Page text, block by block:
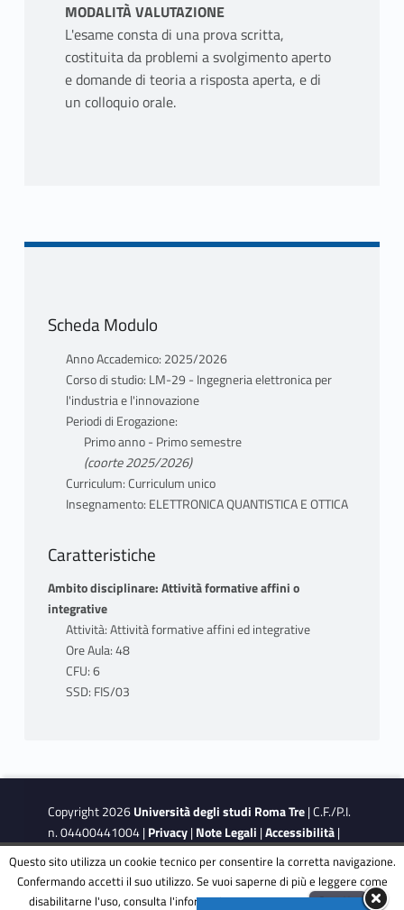
MODALITÀ VALUTAZIONE
L'esame consta di una prova scritta,
costituita da problemi a svolgimento aperto
e domande di teoria a risposta aperta, e di
un colloquio orale.
Scheda Modulo
Anno Accademico: 2025/2026
Corso di studio: LM-29 - Ingegneria elettronica per
l'industria e l'innovazione
Periodi di Erogazione:
Primo anno - Primo semestre
(coorte 2025/2026)
Curriculum: Curriculum unico
Insegnamento: ELETTRONICA QUANTISTICA E OTTICA
Caratteristiche
Ambito disciplinare: Attività formative affini o
integrative
Attività: Attività formative affini ed integrative
Ore Aula: 48
CFU: 6
SSD: FIS/03
Copyright 2026Università degli studi Roma Tre| C.F./P.I.
n. 04400441004 |Privacy|Note Legali |Accessibilità|
Obiettivi di accessibilità
| Dichiarazione di accessibilità
This site is protected by reCAPTCHA and the GooglePrivacy
Questo sito utilizza un cookie tecnico per consentire la corretta navigazione.
Confermando accetti il suo utilizzo. Se vuoi saperne di più e leggere come
disabilitarne l'uso, consulta l'informativa estesa.ENG Accetta